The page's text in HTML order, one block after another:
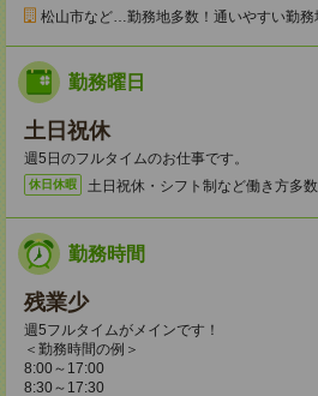
松山市など…勤務地多数！通いやすい勤務
勤務曜日
土日祝休
週5日のフルタイムのお仕事です。
休日休暇 土日祝休・シフト制など働き方多数
勤務時間
残業少
週5フルタイムがメインです！
＜勤務時間の例＞
8:00～17:00
8:30～17:30